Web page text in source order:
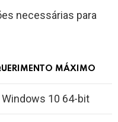
necessárias para
MÁXIMO
Windows 10 64-bit